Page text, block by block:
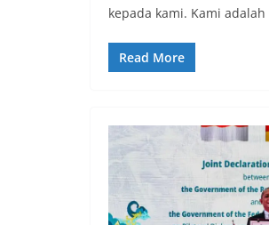
kepada kami. Kami
Read More